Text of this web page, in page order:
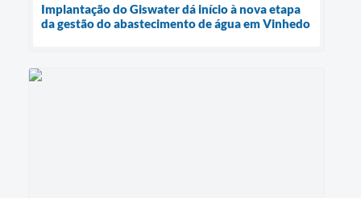
Implantação do Giswater dá início à nova etapa
da gestão do abastecimento de água em Vinhedo